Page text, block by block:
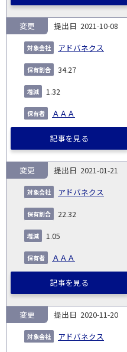
2021-10-08
アドバネクス
変更
34.27
1.32
ＡＡＡ
記事を見る
2021-01-21
アドバネクス
変更
22.32
1.05
ＡＡＡ
記事を見る
2020-11-20
アドバネクス
変更